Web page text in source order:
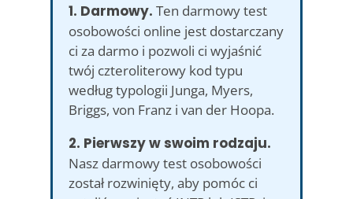
1. Darmowy. Ten darmowy test
osobowości online jest dostarczany
ci za darmo i pozwoli ci wyjaśnić
twój czteroliterowy kod typu
według typologii Junga, Myers,
Briggs, von Franz i van der Hoopa.
2. Pierwszy w swoim rodzaju.
Nasz darmowy test osobowości
został rozwinięty, aby pomóc ci